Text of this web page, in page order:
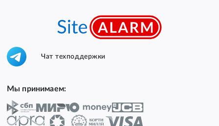
Чат техподдержки
Мы принимаем: